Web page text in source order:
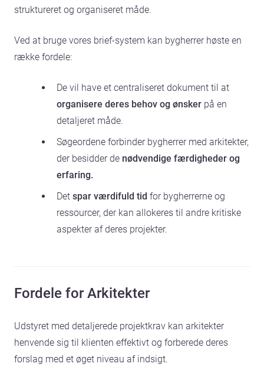
struktureret og organiseret måde.
Ved at bruge vores brief-system kan bygherrer høste en
række fordele:
De vil have et centraliseret dokument til at
organisere deres behov og ønsker på en
detaljeret måde.
Søgeordene forbinder bygherrer med arkitekter,
der besidder de nødvendige færdigheder og
erfaring.
Det spar værdifuld tid for bygherrerne og
ressourcer, der kan allokeres til andre kritiske
aspekter af deres projekter.
Fordele for Arkitekter
Udstyret med detaljerede projektkrav kan arkitekter
henvende sig til klienten effektivt og forberede deres
forslag med et øget niveau af indsigt.